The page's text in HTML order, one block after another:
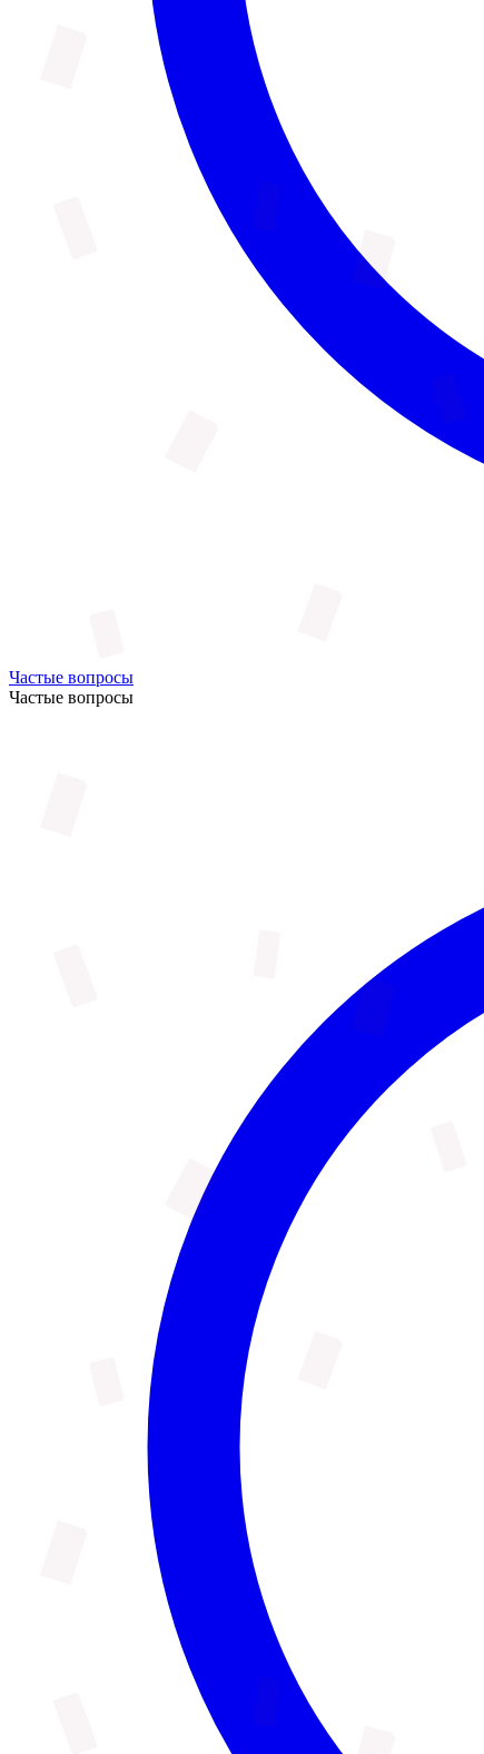
Частые вопросы
Частые вопросы